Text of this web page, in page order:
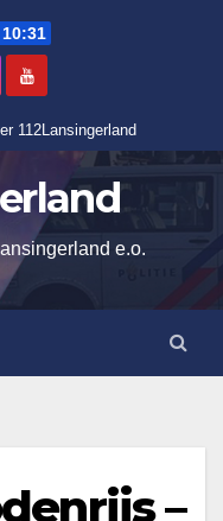
10:31
112Lansingerland
e.o.
–